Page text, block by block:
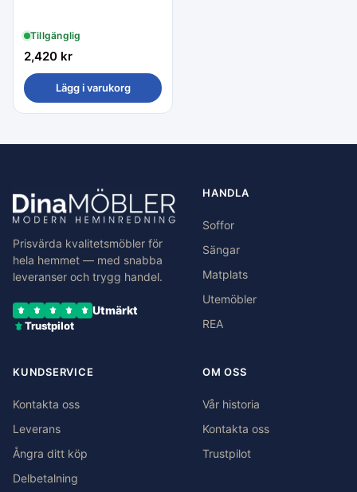
Tillgänglig
2,420 kr
Lägg i varukorg
Prisvärda kvalitetsmöbler för
hela hemmet — med snabba
leveranser och trygg handel.
Utmärkt
Trustpilot
HANDLA
Soffor
Sängar
Matplats
Utemöbler
REA
KUNDSERVICE
Kontakta oss
Leverans
Ångra ditt köp
Delbetalning
OM OSS
Vår historia
Kontakta oss
Trustpilot